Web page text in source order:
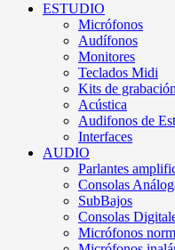
ESTUDIO
Micrófonos
Audífonos
Monitores
Teclados Midi
Kits de grabación
Acústica
Audifonos de
Interfaces
AUDIO
Parlantes
Consolas
SubBajos
Consolas
Micrófonos